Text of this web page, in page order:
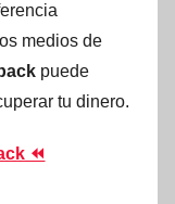
medios de
puede
tu dinero.
⏪